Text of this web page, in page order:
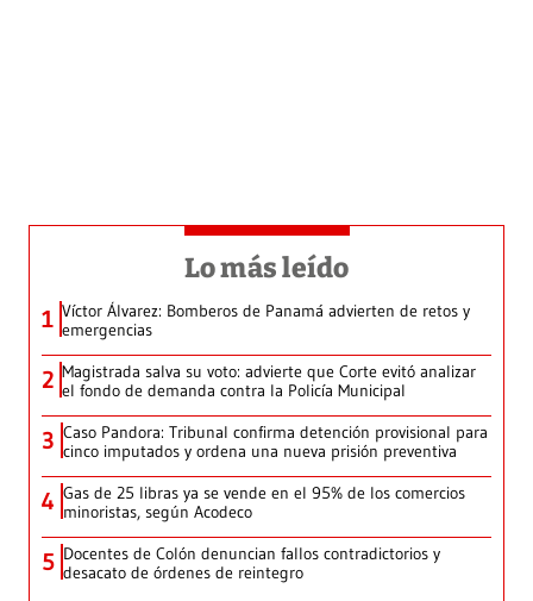
Lo más leído
1 Víctor Álvarez: Bomberos de Panamá advierten de retos y
emergencias
2 Magistrada salva su voto: advierte que Corte evitó analizar
el fondo de demanda contra la Policía Municipal
3 Caso Pandora: Tribunal confirma detención provisional para
cinco imputados y ordena una nueva prisión preventiva
4 Gas de 25 libras ya se vende en el 95% de los comercios
minoristas, según Acodeco
5 Docentes de Colón denuncian fallos contradictorios y
desacato de órdenes de reintegro